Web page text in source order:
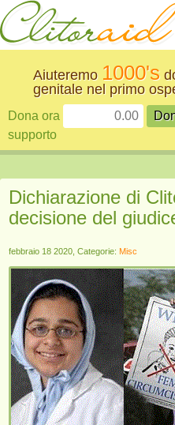
Aiuteremo 1000's
genitale nel primo
Dona ora
supporto
Dichiarazione di
decisione del
febbraio 18 2020, Categorie: Misc